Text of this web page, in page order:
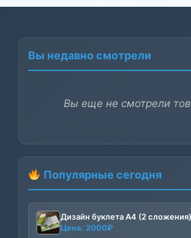
Вы недавно смотрели
Вы еще не смотрели
Популярные сегодня
Дизайн буклета А4 (2
Цена: 2000₽